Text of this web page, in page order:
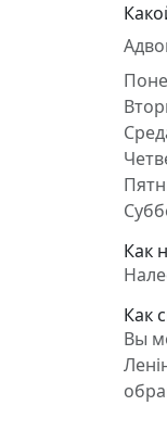
Как
Как
Вы